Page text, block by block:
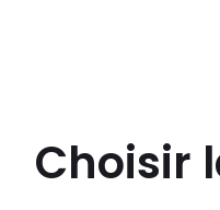
Choisir